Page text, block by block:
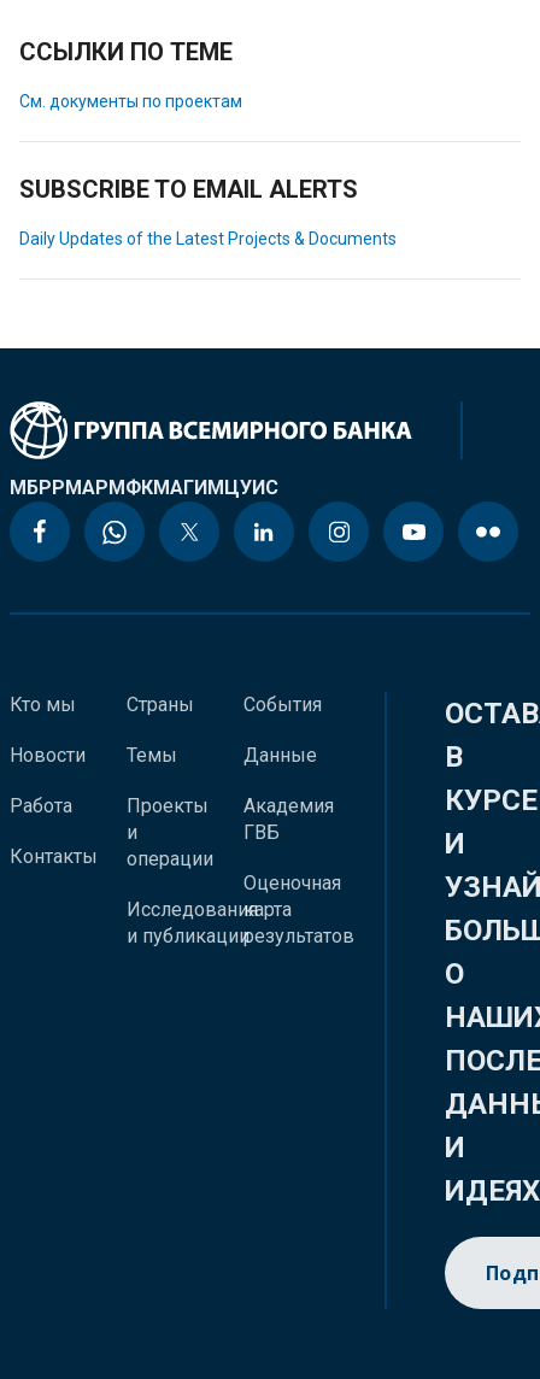
ССЫЛКИ ПО ТЕМЕ
См. документы по проектам
SUBSCRIBE TO EMAIL ALERTS
Daily Updates of the Latest Projects & Documents
МБРРМАРМФКМАГИМЦУИС
Кто мы
Новости
Работа
Контакты
Страны
Темы
Проекты
и
операции
Исследования
и публикации
События
Данные
Академия
ГВБ
Оценочная
карта
результатов
В
КУРСЕ
И
О
И
ИДЕЯХ